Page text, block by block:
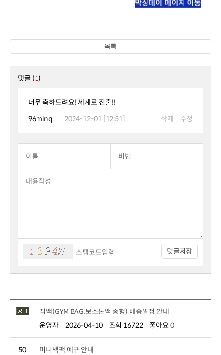
목록
댓글 (1)
너무 축하드려요! 세계로 진출!!
96minq
2024-12-01 [12:51] 삭제 수정
덧글저장
짐백(GYM BAG,보스톤백 중형) 배송일정 안내
운영자
2026-04-10 조회 16722 좋아요 0
50
미니백팩 예구 안내